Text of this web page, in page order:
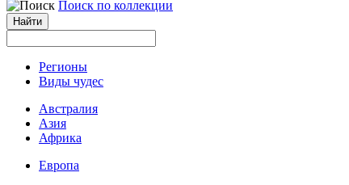
Поиск по коллекции
Регионы
Виды чудес
Австралия
Азия
Африка
Европа